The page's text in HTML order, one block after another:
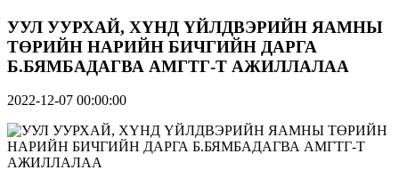
УУЛ УУРХАЙ, ХҮНД ҮЙЛДВЭРИЙН ЯАМНЫ
ТӨРИЙН НАРИЙН БИЧГИЙН ДАРГА
Б.БЯМБАДАГВА АМГТГ-Т АЖИЛЛАЛАА
2022-12-07 00:00:00